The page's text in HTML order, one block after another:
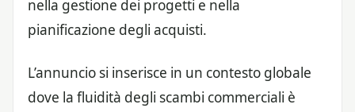
nella gestione dei progetti e nella
pianificazione degli acquisti.
L’annuncio si inserisce in un contesto globale
dove la fluidità degli scambi commerciali è